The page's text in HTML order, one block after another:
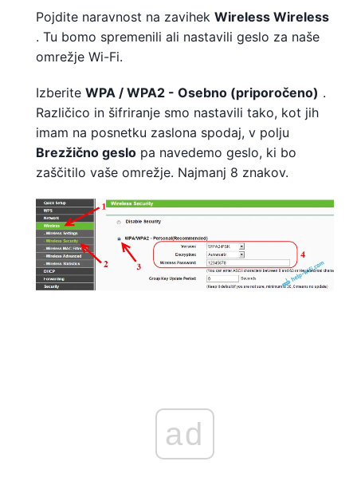
Pojdite naravnost na zavihek Wireless Wireless
. Tu bomo spremenili ali nastavili geslo za naše
omrežje Wi-Fi.
Izberite WPA / WPA2 - Osebno (priporočeno) .
Različico in šifriranje smo nastavili tako, kot jih
imam na posnetku zaslona spodaj, v polju
Brezžično geslo pa navedemo geslo, ki bo
zaščitilo vaše omrežje. Najmanj 8 znakov.
ad